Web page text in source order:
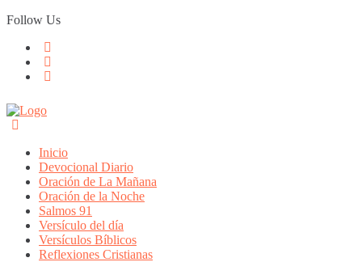
Skip
to
Follow Us
Inicio
Devocional Diario
Oración de La Mañana
Oración de la Noche
Salmos 91
Versículo del día
Versículos Bíblicos
Reflexiones Cristianas